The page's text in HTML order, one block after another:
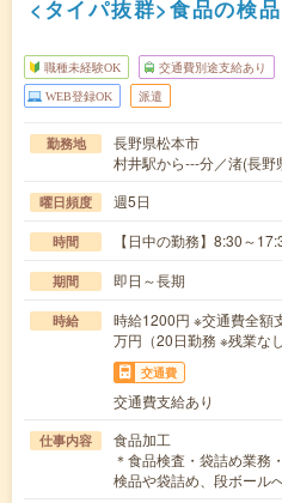
<タイパ抜群>食品の検品
職種未経験OK 交通費別途支給あり
WEB登録OK 派遣
勤務地
長野県松本市
村井駅から---分／渚(長
曜日頻度 週5日
時間 【日中の勤務】8:30～
期間 即日～長期
時給
時給1200円 ※交通費全額
万円（20日勤務 ※残業な
交通費
交通費支給あり
仕事内容
食品加工
＊食品検査・袋詰め業務
検品や袋詰め、段ボール